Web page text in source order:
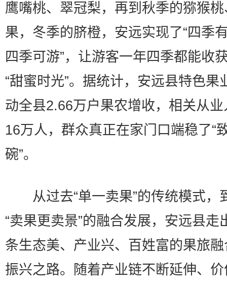
鹰嘴桃、翠冠梨，再到秋季的猕猴
果，冬季的脐橙，安远实现了“四季
四季可游”，让游客一年四季都能收
“甜蜜时光”。据统计，安远县特色果
动全县2.66万户果农增收，相关从
16万人，群众真正在家门口端稳了“
碗”。
从过去“单一卖果”的传统模式，
“卖果更卖景”的融合发展，安远县走
条生态美、产业兴、百姓富的果旅
振兴之路。随着产业链不断延伸、